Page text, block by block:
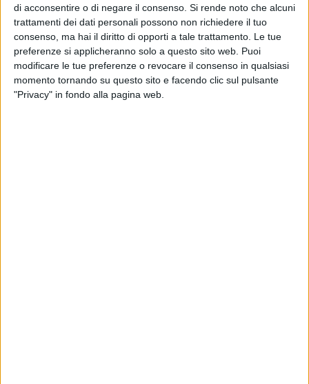
di acconsentire o di negare il consenso. Si rende noto che alcuni
trattamenti dei dati personali possono non richiedere il tuo
consenso, ma hai il diritto di opporti a tale trattamento. Le tue
preferenze si applicheranno solo a questo sito web. Puoi
modificare le tue preferenze o revocare il consenso in qualsiasi
momento tornando su questo sito e facendo clic sul pulsante
"Privacy" in fondo alla pagina web.
"Spaghetteria n.1" in pieno centro storico lo scorso 30 aprile.
Una vittima innocente di tre killer, che hanno fatto irruzione
all'interno del locale ed esploso circa 15 colpi d'arma da
fuoco: i malviventi cercavano, con ogni probabilità, il
proprietario.